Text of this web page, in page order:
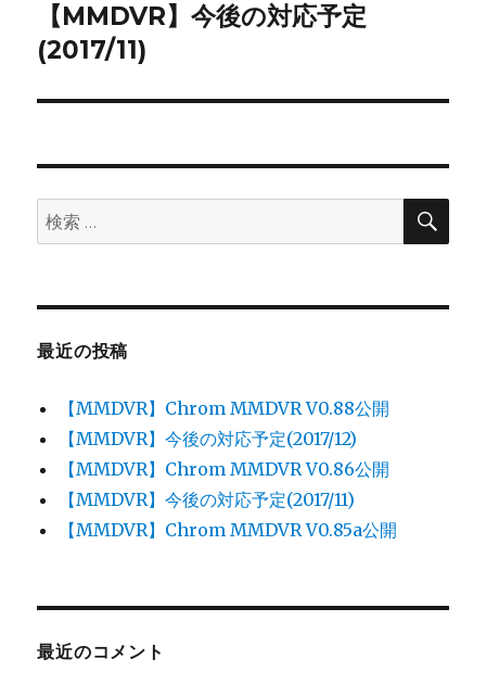
ー
シ
ン
の
稿:
【MMDVR】今後の対応予定
(2017/11)
検
索:
検
最近の投稿
【MMDVR】Chrom MMDVR V0.88公開
【MMDVR】今後の対応予定(2017/12)
【MMDVR】Chrom MMDVR V0.86公開
【MMDVR】今後の対応予定(2017/11)
【MMDVR】Chrom MMDVR V0.85a公開
最近のコメント